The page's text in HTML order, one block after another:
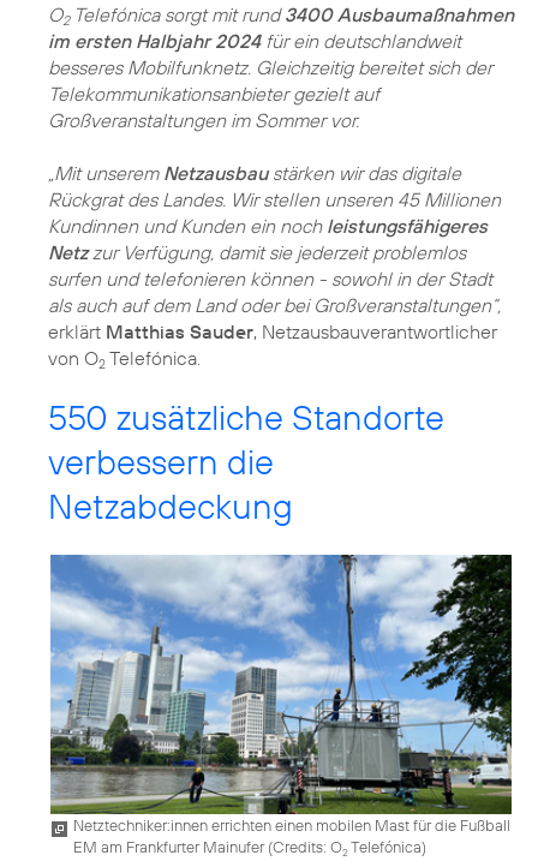
O2Telefónica sorgt mit rund3400 Ausbaumaßnahmen
im ersten Halbjahr 2024für ein deutschlandweit
besseres Mobilfunknetz. Gleichzeitig bereitet sich der
Telekommunikationsanbieter gezielt auf
Großveranstaltungen im Sommer vor.
„Mit unserem Netzausbaustärken wir das digitale
Rückgrat des Landes. Wir stellen unseren 45 Millionen
Kundinnen und Kunden ein noch leistungsfähigeres
Netzzur Verfügung, damit sie jederzeit problemlos
surfen und telefonieren können - sowohl in der Stadt
als auch auf dem Land oder bei Großveranstaltungen“,
erklärt Matthias Sauder, Netzausbauverantwortlicher
von O2 Telefónica.
550 zusätzliche Standorte
verbessern die
Netzabdeckung
Netztechniker:innen errichten einen mobilen Mast für die Fußball
EM am Frankfurter Mainufer (Credits: O2Telefónica)